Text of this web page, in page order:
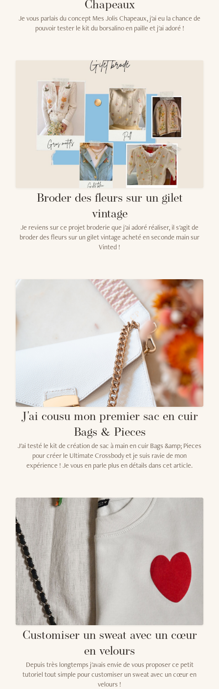
Chapeaux
Je vous parlais du concept Mes Jolis Chapeaux, j'ai eu la chance de
pouvoir tester le kit du borsalino en paille et j'ai adoré !
Broder des fleurs sur un gilet
vintage
Je reviens sur ce projet broderie que j'ai adoré réaliser, il s'agit de
broder des fleurs sur un gilet vintage acheté en seconde main sur
Vinted !
J'ai cousu mon premier sac en cuir
Bags & Pieces
J'ai testé le kit de création de sac à main en cuir Bags &amp; Pieces
pour créer le Ultimate Crossbody et je suis ravie de mon
expérience ! Je vous en parle plus en détails dans cet article.
Customiser un sweat avec un cœur
en velours
Depuis très longtemps j'avais envie de vous proposer ce petit
tutoriel tout simple pour customiser un sweat avec un cœur en
velours !